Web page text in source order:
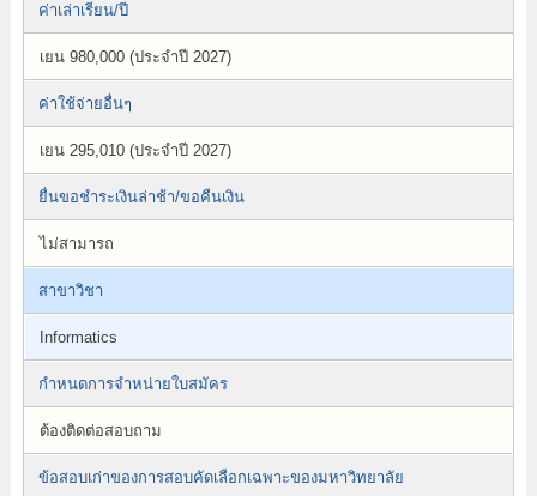
ค่าเล่าเรียน/ปี
เยน 980,000 (ประจำปี 2027)
ค่าใช้จ่ายอื่นๆ
เยน 295,010 (ประจำปี 2027)
ยื่นขอชำระเงินล่าช้า/ขอคืนเงิน
ไม่สามารถ
สาขาวิชา
Informatics
กำหนดการจำหน่ายใบสมัคร
ต้องติดต่อสอบถาม
ข้อสอบเก่าของการสอบคัดเลือกเฉพาะของมหาวิทยาลัย